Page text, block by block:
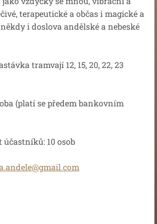
terapeutické a občas i magické a
i doslova andělské a nebeské
tramvají 12, 15, 20, 22, 23
(platí se předem bankovním
10 osob